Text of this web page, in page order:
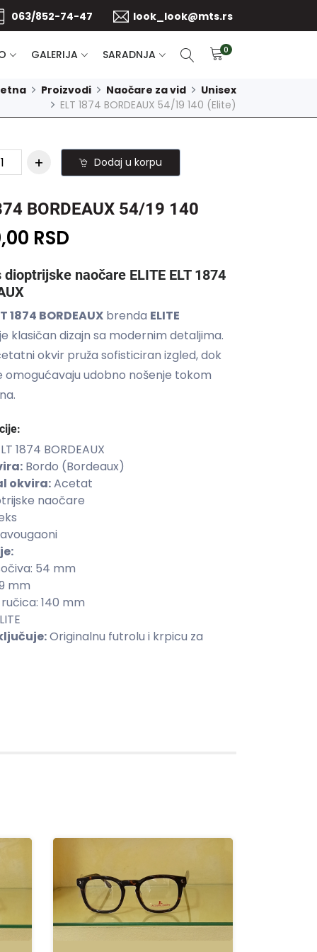
063/852-74-47 look_look@mts.rs
GALERIJA SARADNJA 0
Proizvodi Naočare za vid
Unisex
ELT 1874 BORDEAUX 54/19 140 (Elite)
Dodaj u korpu
BORDEAUX 54/19 140
RSD
dioptrijske naočare ELITE ELT 1874
1874 BORDEAUXbrenda ELITE
klasičan dizajn sa modernim detaljima.
okvir pruža sofisticiran izgled, dok
omogućavaju udobno nošenje tokom
1874 BORDEAUX
Bordo (Bordeaux)
okvira:Acetat
naočare
54 mm
mm
140 mm
Originalnu futrolu i krpicu za